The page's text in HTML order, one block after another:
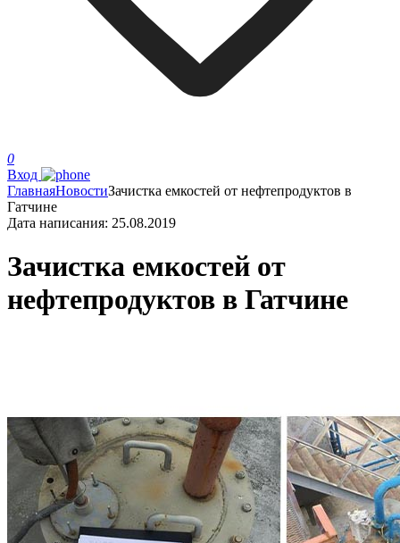
0
Вход
ГлавнаяНовостиЗачистка емкостей от нефтепродуктов в
Гатчине
Дата написания: 25.08.2019
Зачистка емкостей от
нефтепродуктов в Гатчине